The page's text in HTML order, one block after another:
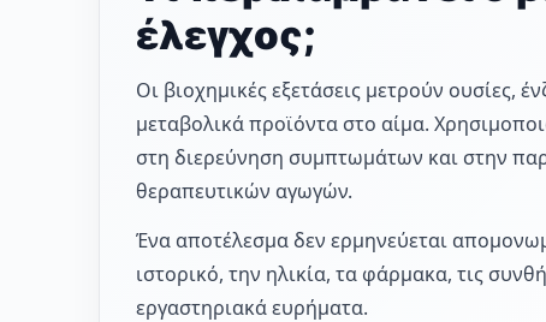
έλεγχος;
Οι βιοχημικές εξετάσεις μετρούν ουσίες,
μεταβολικά προϊόντα στο αίμα.
στη διερεύνηση συμπτωμάτων και στην
θεραπευτικών αγωγών.
Ένα αποτέλεσμα δεν ερμηνεύεται
ιστορικό, την ηλικία, τα φάρμακα, τις
εργαστηριακά ευρήματα.